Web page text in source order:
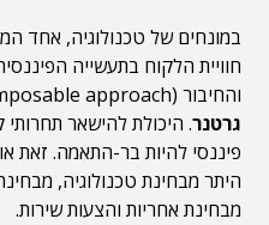
במונחים של טכנולוגיה, אחד
חוויית הלקוח בתעשייה
והחיבור (The composable approach), מונח שנטבע על ידי
גרטנר. היכולת להישאר
פיננסי להיות בר-התאמה. זאת
היתר מבחינת טכנולוגיה,
מבחינת אחריות והצעות שירות.